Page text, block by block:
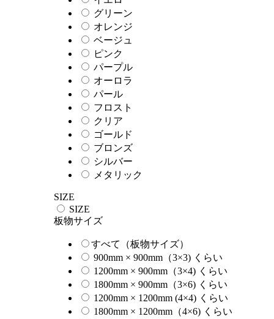
グリーン
オレンジ
ベージュ
ピンク
パープル
オーロラ
パール
フロスト
クリア
ゴールド
ブロンズ
シルバー
メタリック
SIZE
SIZE
板物サイズ
すべて（板物サイズ）
900mm × 900mm（3×3) くらい
1200mm × 900mm（3×4) くらい
1800mm × 900mm（3×6) くらい
1200mm × 1200mm (4×4) くらい
1800mm × 1200mm（4×6) くらい